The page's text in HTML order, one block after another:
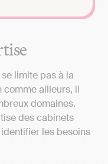
limite pas à la
comme ailleurs, il
domaines.
des cabinets
les besoins